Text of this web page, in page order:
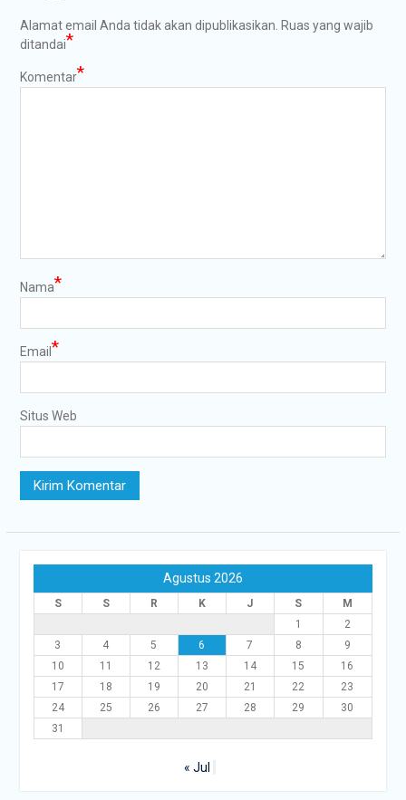
Alamat email Anda tidak akan dipublikasikan. Ruas yang wajib
ditandai*
Komentar*
Nama*
Email*
Situs Web
Agustus 2026
S S R K J S
M
1
2
3
4 5 6 7 8
9
10
11 12 13 14 15
16
17
18 19 20 21 22
23
24
25 26 27 28 29
30
31
« Jul